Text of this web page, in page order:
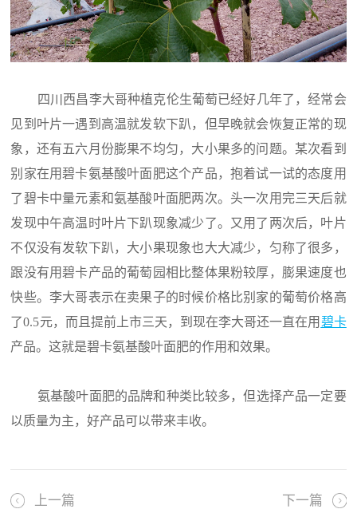
四川西昌李大哥种植克伦生葡萄已经好几年了，经常会
见到叶片一遇到高温就发软下趴，但早晚就会恢复正常的现
象，还有五六月份膨果不均匀，大小果多的问题。某次看到
别家在用碧卡氨基酸叶面肥这个产品，抱着试一试的态度用
了碧卡中量元素和氨基酸叶面肥两次。头一次用完三天后就
发现中午高温时叶片下趴现象减少了。又用了两次后，叶片
不仅没有发软下趴，大小果现象也大大减少，匀称了很多，
跟没有用碧卡产品的葡萄园相比整体果粉较厚，膨果速度也
快些。李大哥表示在卖果子的时候价格比别家的葡萄价格高
了0.5元，而且提前上市三天，到现在李大哥还一直在用 碧卡
产品。这就是碧卡氨基酸叶面肥的作用和效果。
氨基酸叶面肥的品牌和种类比较多，但选择产品一定要
以质量为主，好产品可以带来丰收。
上一篇 下一篇